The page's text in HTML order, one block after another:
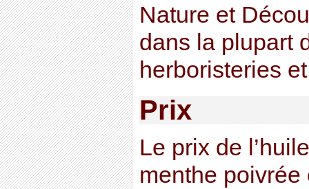
Nature et
dans la plupart
herboristeries
Prix
Le prix de
menthe